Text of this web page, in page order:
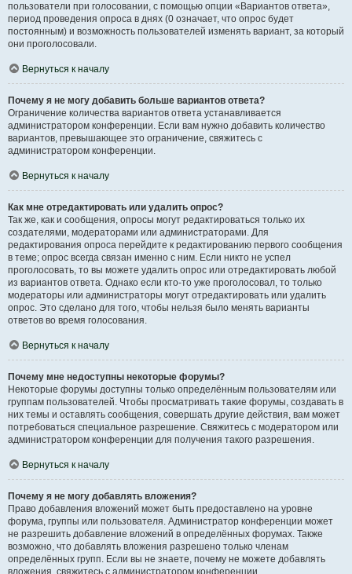
пользователи при голосовании, с помощью опции «Вариантов ответа»,
период проведения опроса в днях (0 означает, что опрос будет
постоянным) и возможность пользователей изменять вариант, за который
они проголосовали.
Вернуться к началу
Почему я не могу добавить больше вариантов ответа?
Ограничение количества вариантов ответа устанавливается
администратором конференции. Если вам нужно добавить количество
вариантов, превышающее это ограничение, свяжитесь с
администратором конференции.
Вернуться к началу
Как мне отредактировать или удалить опрос?
Так же, как и сообщения, опросы могут редактироваться только их
создателями, модераторами или администраторами. Для
редактирования опроса перейдите к редактированию первого сообщения
в теме; опрос всегда связан именно с ним. Если никто не успел
проголосовать, то вы можете удалить опрос или отредактировать любой
из вариантов ответа. Однако если кто-то уже проголосовал, то только
модераторы или администраторы могут отредактировать или удалить
опрос. Это сделано для того, чтобы нельзя было менять варианты
ответов во время голосования.
Вернуться к началу
Почему мне недоступны некоторые форумы?
Некоторые форумы доступны только определённым пользователям или
группам пользователей. Чтобы просматривать такие форумы, создавать в
них темы и оставлять сообщения, совершать другие действия, вам может
потребоваться специальное разрешение. Свяжитесь с модератором или
администратором конференции для получения такого разрешения.
Вернуться к началу
Почему я не могу добавлять вложения?
Право добавления вложений может быть предоставлено на уровне
форума, группы или пользователя. Администратор конференции может
не разрешить добавление вложений в определённых форумах. Также
возможно, что добавлять вложения разрешено только членам
определённых групп. Если вы не знаете, почему не можете добавлять
вложения, свяжитесь с администратором конференции.